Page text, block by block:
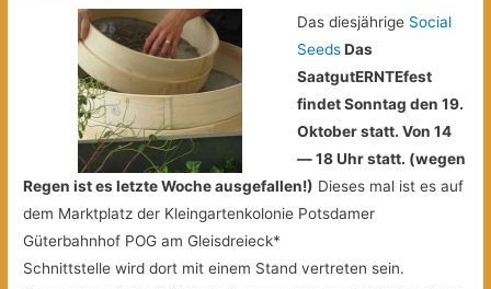
Das diesjährige Social
SeedsDas
SaatgutERNTEfest
findet Sonntag den 19.
Oktober statt. Von 14
— 18 Uhr statt. (wegen
Regen ist es letzte Woche ausgefallen!) Dieses mal ist es auf
dem Marktplatz der Kleingartenkolonie Potsdamer
Güterbahnhof POG am Gleisdreieck*
Schnittstelle wird dort mit einem Stand vertreten sein.